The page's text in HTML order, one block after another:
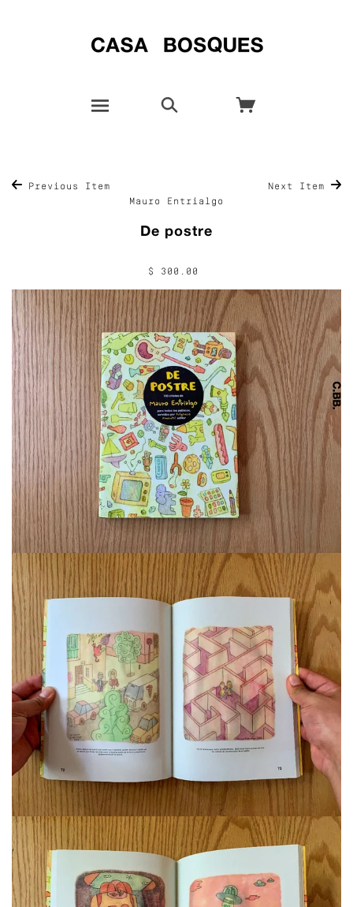
Previous Item
Next Item
Mauro Entrialgo
De postre
$ 300.00